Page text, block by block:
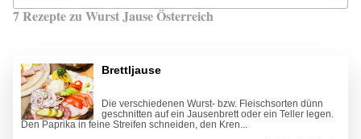
7 Rezepte zu Wurst Jause Österreich
Brettljause
Die verschiedenen Wurst- bzw. Fleischsorten dünn
geschnitten auf ein Jausenbrett oder ein Teller legen.
Den Paprika in feine Streifen schneiden, den Kren...